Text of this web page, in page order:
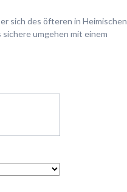
sich des öfteren in Heimischen
umgehen mit einem